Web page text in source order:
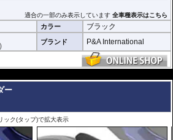
適合の一部のみ表示しています全車種表示はこちら
カラー ブラック
ブランド P&A International
ー
ック(タップ)で拡大表示